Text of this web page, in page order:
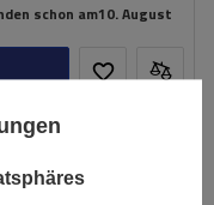
schon am10. August